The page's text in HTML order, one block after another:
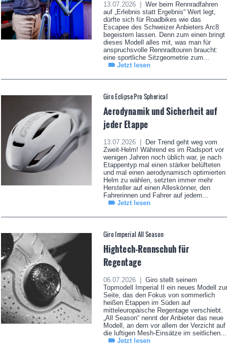
13.07.2026 |
Wer beim Rennradfahren
auf „Erlebnis statt Ergebnis“ Wert legt,
dürfte sich für Roadbikes wie das
Escapee des Schweizer Anbieters Arc8
begeistern lassen. Denn zum einen bringt
dieses Modell alles mit, was man für
anspruchsvolle Rennradtouren braucht:
eine sportliche Sitzgeometrie zum...
Jetzt lesen
Giro Eclipse Pro Spherical
Aerodynamik und Sicherheit auf
jeder Etappe
13.07.2026 |
Der Trend geht weg vom
Zweit-Helm! Während es im Radsport vor
wenigen Jahren noch üblich war, je nach
Etappentyp mal einen stärker belüfteten
und mal einen aerodynamisch optimierten
Helm zu wählen, setzten immer mehr
Hersteller auf einen Alleskönner, den
Fahrerinnen und Fahrer auf jedem...
Jetzt lesen
Giro Imperial All Season
Hightech-Rennschuh für
Regentage
06.07.2026 |
Giro stellt seinem
Topmodell Imperial II ein neues Modell zur
Seite, das den Fokus von sommerlich
heißen Etappen im Süden auf
mitteleuropäische Regentage verschiebt.
„All Season“ nennt der Anbieter das neue
Modell, an dem vor allem der Verzicht auf
die luftigen Mesh-Einsätze im seitlichen...
Jetzt lesen